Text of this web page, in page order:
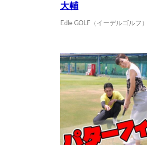
大輔
Edle GOLF（イーデルゴルフ